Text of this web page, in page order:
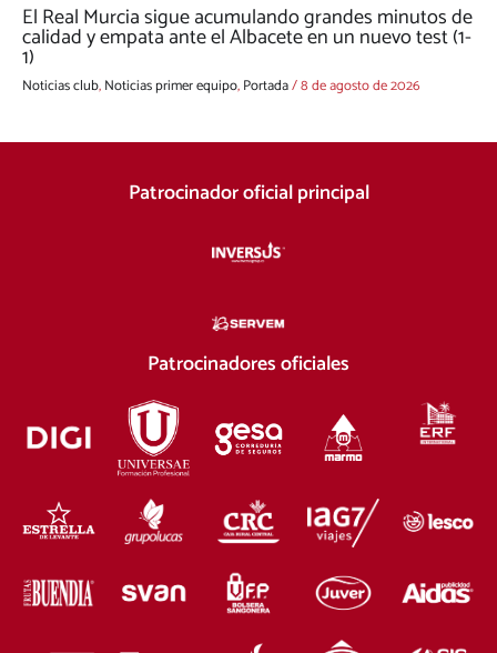
El Real Murcia sigue acumulando grandes minutos de
calidad y empata ante el Albacete en un nuevo test (1-
1)
Noticias club,Noticias primer equipo,Portada/8 de agosto de 2026
Patrocinador oficial principal
Patrocinadores oficiales